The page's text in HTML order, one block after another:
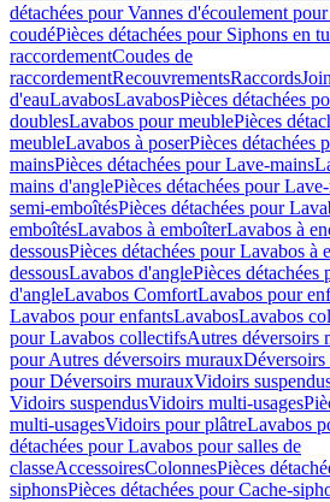
détachées pour Vannes d'écoulement
coudéPièces détachées pour Siphons en
raccordementCoudes de
raccordementRecouvrementsRaccords
d'eauLavabosLavabosPièces détachées
doublesLavabos pour meublePièces
meubleLavabos à poserPièces détachées
mainsPièces détachées pour Lave-mains
mains d'anglePièces détachées pour
semi-emboîtésPièces détachées pour
emboîtésLavabos à emboîterLavabos à
dessousPièces détachées pour Lavabos à
dessousLavabos d'anglePièces détachées
d'angleLavabos ComfortLavabos pour
Lavabos pour enfantsLavabosLavabos
pour Lavabos collectifsAutres déversoirs
pour Autres déversoirs muraux
pour Déversoirs murauxVidoirs
Vidoirs suspendusVidoirs multi-usages
multi-usagesVidoirs pour plâtreLavabos
détachées pour Lavabos pour salles de
classeAccessoiresColonnesPièces
siphonsPièces détachées pour Cache-